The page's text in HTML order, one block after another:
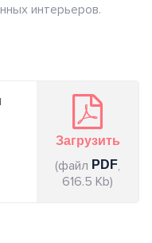
интерьеров.
Загрузить
(файл PDF,
616.5 Kb)
Ajax